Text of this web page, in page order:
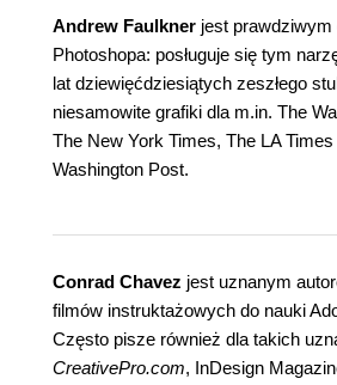
Andrew Faulkner jest prawdziwym
Photoshopa: posługuje się tym
lat dziewięćdziesiątych zeszłego
niesamowite grafiki dla m.in. The
The New York Times, The LA
Washington Post.
Conrad Chavez jest uznanym
filmów instruktażowych do nauki
Często pisze również dla takich
CreativePro.com, InDesign